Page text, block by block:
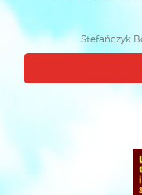
Stefańczyk